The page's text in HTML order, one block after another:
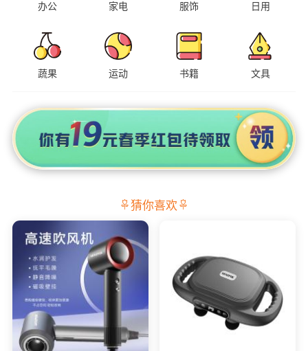
办公 家电 服饰 日用
蔬果 运动 书籍 文具
猜你喜欢